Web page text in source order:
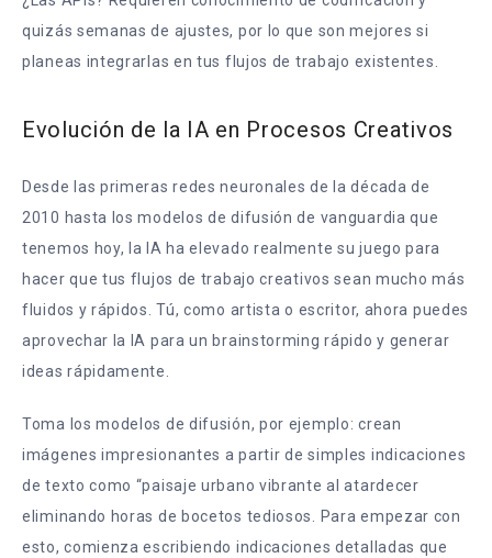
quizás semanas de ajustes, por lo que son mejores si
planeas integrarlas en tus flujos de trabajo existentes.
Evolución de la IA en Procesos Creativos
Desde las primeras redes neuronales de la década de
2010 hasta los modelos de difusión de vanguardia que
tenemos hoy, la IA ha elevado realmente su juego para
hacer que tus flujos de trabajo creativos sean mucho más
fluidos y rápidos. Tú, como artista o escritor, ahora puedes
aprovechar la IA para un brainstorming rápido y generar
ideas rápidamente.
Toma los modelos de difusión, por ejemplo: crean
imágenes impresionantes a partir de simples indicaciones
de texto como “paisaje urbano vibrante al atardecer
eliminando horas de bocetos tediosos. Para empezar con
esto, comienza escribiendo indicaciones detalladas que